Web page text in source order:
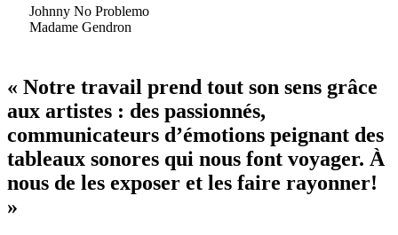
Johnny No Problemo
Madame Gendron
« Notre travail prend tout son sens grâce
aux artistes : des passionnés,
communicateurs d’émotions peignant des
tableaux sonores qui nous font voyager. À
nous de les exposer et les faire rayonner!
»